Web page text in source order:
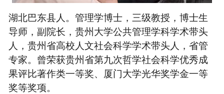
湖北巴东县人。管理学博士，三级教授，博士生
导师，副院长，贵州大学公共管理学科学术带头
人，贵州省高校人文社会科学学术带头人，省管
专家。曾荣获贵州省第九次哲学社会科学优秀成
果评比著作类一等奖、厦门大学光华奖学金一等
奖等奖项。